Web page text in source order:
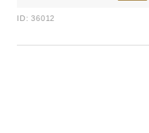
ID: 36012